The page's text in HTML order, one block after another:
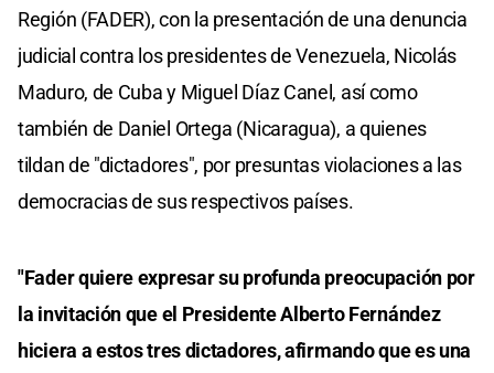
Región (FADER), con la presentación de una denuncia
judicial contra los presidentes de Venezuela, Nicolás
Maduro, de Cuba y Miguel Díaz Canel, así como
también de Daniel Ortega (Nicaragua), a quienes
tildan de "dictadores", por presuntas violaciones a las
democracias de sus respectivos países.
"Fader quiere expresar su profunda preocupación por
la invitación que el Presidente Alberto Fernández
hiciera a estos tres dictadores, afirmando que es una